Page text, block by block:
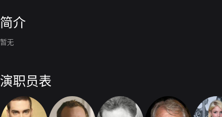
简介
暂无
演职员表